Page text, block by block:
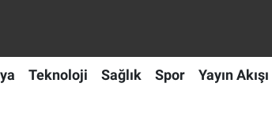
Teknoloji Sağlık Spor Yayın Akışı